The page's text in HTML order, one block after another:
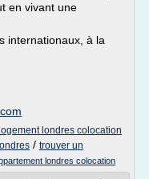
en vivant une
internationaux, à la
logement londres colocation
/ trouver un
londres colocation